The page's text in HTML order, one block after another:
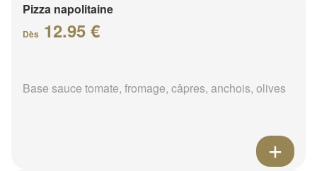
Pizza napolitaine
Dès 12.95 €
Base sauce tomate, fromage, câpres, anchois, olives